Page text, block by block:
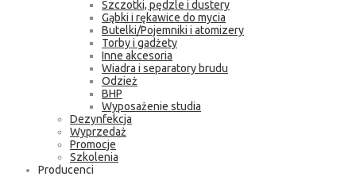
Szczotki, pędzle i dustery
Gąbki i rękawice do mycia
Butelki/Pojemniki i atomizery
Torby i gadżety
Inne akcesoria
Wiadra i separatory brudu
Odzież
BHP
Wyposażenie studia
Dezynfekcja
Wyprzedaż
Promocje
Szkolenia
Producenci